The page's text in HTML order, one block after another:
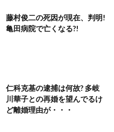
藤村俊二の死因が現在、判明!
亀田病院で亡くなる?!
仁科克基の逮捕は何故? 多岐
川華子との再婚を望んでるけ
ど離婚理由が・・・